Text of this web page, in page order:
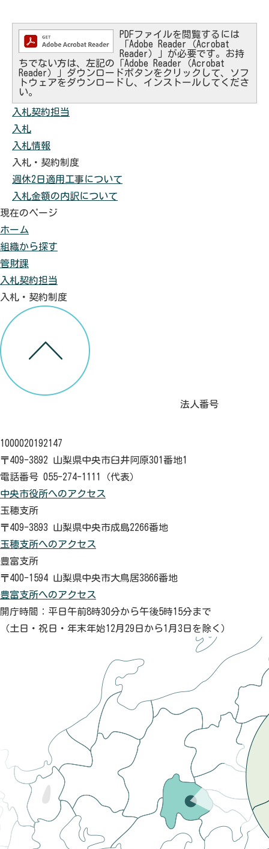
PDFファイルを閲覧するには
「Adobe Reader（Acrobat
Reader）」が必要です。お持
ちでない方は、左記の「Adobe Reader（Acrobat
Reader）」ダウンロードボタンをクリックして、ソフ
トウェアをダウンロードし、インストールしてくださ
い。
入札契約担当
入札
入札情報
入札・契約制度
週休2日適用工事について
入札金額の内訳について
現在のページ
ホーム
組織から探す
管財課
入札契約担当
入札・契約制度
法人番号
1000020192147
〒409-3892 山梨県中央市臼井阿原301番地1
電話番号 055-274-1111（代表）
中央市役所へのアクセス
玉穂支所
〒409-3893 山梨県中央市成島2266番地
玉穂支所へのアクセス
豊富支所
〒400-1594 山梨県中央市大鳥居3866番地
豊富支所へのアクセス
開庁時間：平日午前8時30分から午後5時15分まで
（土日・祝日・年末年始12月29日から1月3日を除く）